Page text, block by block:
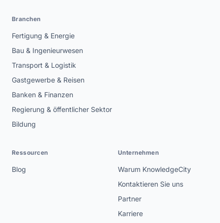
Branchen
Fertigung & Energie
Bau & Ingenieurwesen
Transport & Logistik
Gastgewerbe & Reisen
Banken & Finanzen
Regierung & öffentlicher Sektor
Bildung
Ressourcen
Blog
Unternehmen
Warum KnowledgeCity
Kontaktieren Sie uns
Partner
Karriere